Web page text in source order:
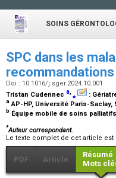
SOINS
SPC dans les
Doi : 10.1016/j.sger.2024.10.001
Tristan Cudennec a,⁎ :
a AP-HP, Université Paris-
b Équipe mobile de soins
*Auteur correspondant.
Le texte complet de cet article est
PDF Article
Résumé
Mots